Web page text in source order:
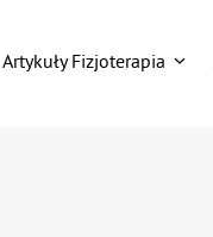
Artykuły Fizjoterapia